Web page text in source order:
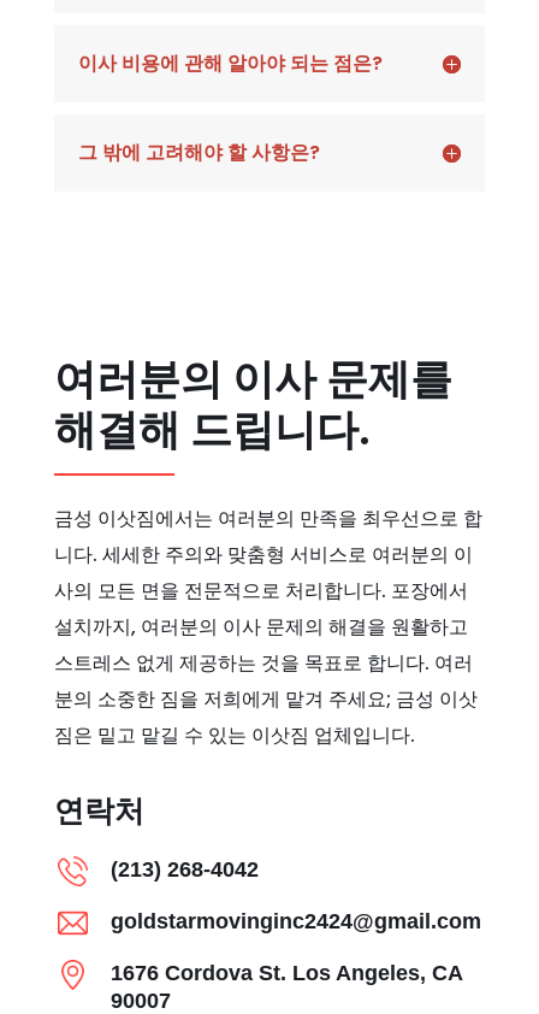
이사 비용에 관해 알아야 되는 점은?
그 밖에 고려해야 할 사항은?
여러분의 이사 문제를
해결해 드립니다.
금성 이삿짐에서는 여러분의 만족을 최우선으로 합
니다. 세세한 주의와 맞춤형 서비스로 여러분의 이
사의 모든 면을 전문적으로 처리합니다. 포장에서
설치까지, 여러분의 이사 문제의 해결을 원활하고
스트레스 없게 제공하는 것을 목표로 합니다. 여러
분의 소중한 짐을 저희에게 맡겨 주세요; 금성 이삿
짐은 밑고 맡길 수 있는 이삿짐 업체입니다.
연락처
(213) 268-4042
goldstarmovinginc2424@gmail.com
1676 Cordova St. Los Angeles, CA
90007